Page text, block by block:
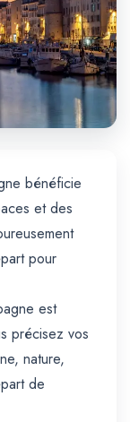
bénéficie
et des
pour
est
précisez vos
nature,
de